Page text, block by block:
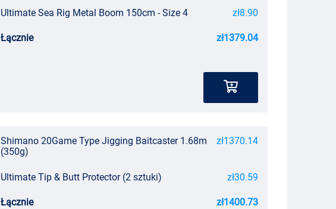
Ultimate Sea Rig Metal Boom 150cm - Size 4 zł8.90
Łącznie zł1379.04
Shimano 20Game Type Jigging Baitcaster 1.68m
(350g)
zł1370.14
Ultimate Tip & Butt Protector (2 sztuki) zł30.59
Łącznie zł1400.73